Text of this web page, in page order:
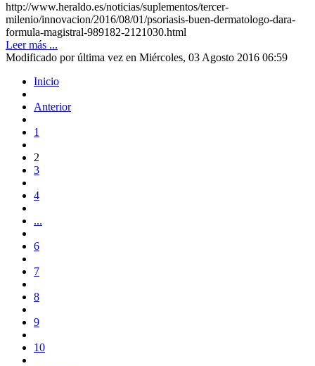
http://www.heraldo.es/noticias/suplementos/tercer-
milenio/innovacion/2016/08/01/psoriasis-buen-dermatologo-dara-
formula-magistral-989182-2121030.html
Leer más ...
Modificado por última vez en Miércoles, 03 Agosto 2016 06:59
Inicio
Anterior
1
2
3
4
...
6
7
8
9
10